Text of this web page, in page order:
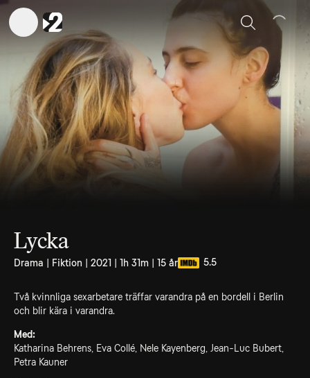
Sök
Lycka
Drama | Fiktion | 2021 | 1h 31m | 15 år 5.5
Två kvinnliga sexarbetare träffar varandra på en bordell i Berlin
och blir kära i varandra.
Med:
Katharina Behrens, Eva Collé, Nele Kayenberg, Jean-Luc Bubert,
Petra Kauner